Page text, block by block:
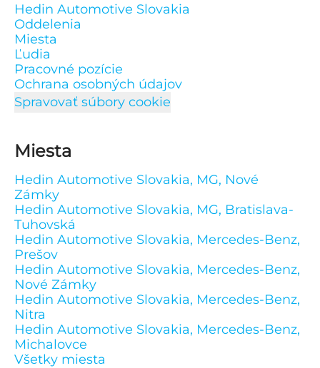
Hedin Automotive Slovakia
Oddelenia
Miesta
Ľudia
Pracovné pozície
Ochrana osobných údajov
Spravovať súbory cookie
Miesta
Hedin Automotive Slovakia, MG, Nové
Zámky
Hedin Automotive Slovakia, MG, Bratislava-
Tuhovská
Hedin Automotive Slovakia, Mercedes-Benz,
Prešov
Hedin Automotive Slovakia, Mercedes-Benz,
Nové Zámky
Hedin Automotive Slovakia, Mercedes-Benz,
Nitra
Hedin Automotive Slovakia, Mercedes-Benz,
Michalovce
Všetky miesta